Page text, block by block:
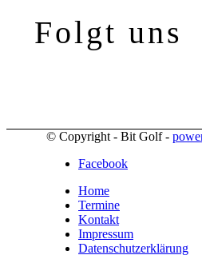
Folgt uns
© Copyright - Bit Golf -
Facebook
Home
Termine
Kontakt
Impressum
Datenschutzerklärung